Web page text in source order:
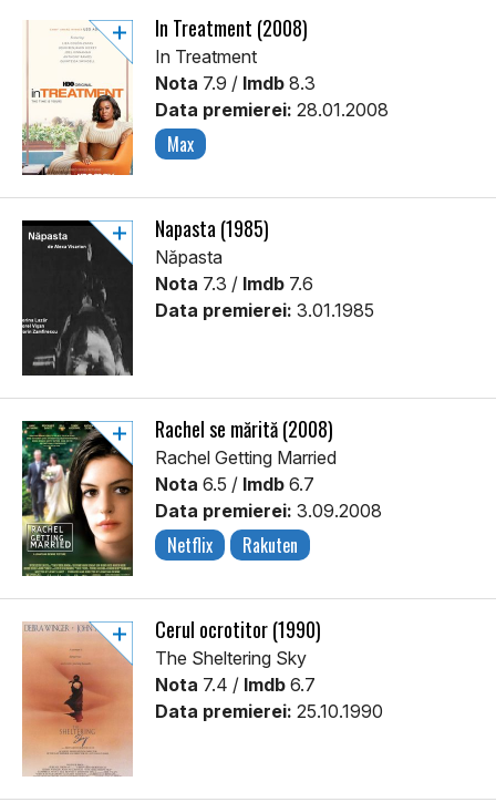
In Treatment (2008)
In Treatment
Nota 7.9 / Imdb 8.3
Data premierei: 28.01.2008
Max
Napasta (1985)
Năpasta
Nota 7.3 / Imdb 7.6
Data premierei: 3.01.1985
Rachel se mărită (2008)
Rachel Getting Married
Nota 6.5 / Imdb 6.7
Data premierei: 3.09.2008
Netflix Rakuten
Cerul ocrotitor (1990)
The Sheltering Sky
Nota 7.4 / Imdb 6.7
Data premierei: 25.10.1990